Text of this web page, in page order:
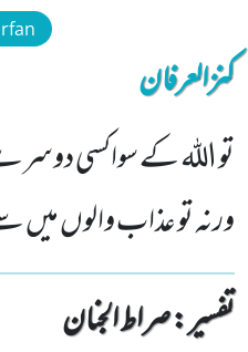
کنزالعرفان
تو اللہ کے سواکسی
ورنہ تو عذاب والوں
تفسیر : ‎صراط الجنان